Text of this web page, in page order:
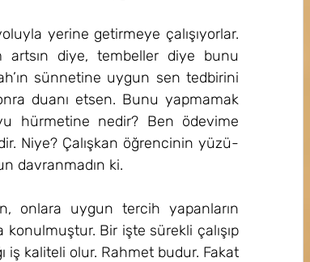
yerine getirmeye çalışıyorlar.
artsın diye, tembeller diye bunu
sünnetine uygun sen tedbirini
duanı etsen. Bunu yapmamak
hürmetine nedir? Ben ödevime
Niye? Çalışkan öğrencinin yüzü-
davranmadın ki.
onlara uygun tercih yapanların
Bir işte sürekli çalışıp
iş kaliteli olur. Rahmet budur. Fakat